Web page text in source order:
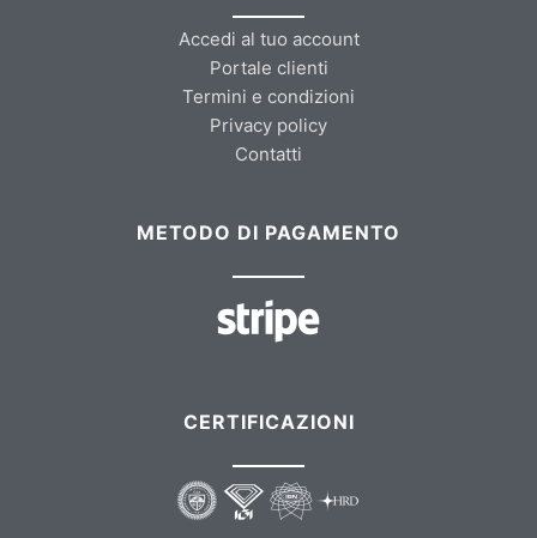
Accedi al tuo account
Portale clienti
Termini e condizioni
Privacy policy
Contatti
METODO DI PAGAMENTO
CERTIFICAZIONI